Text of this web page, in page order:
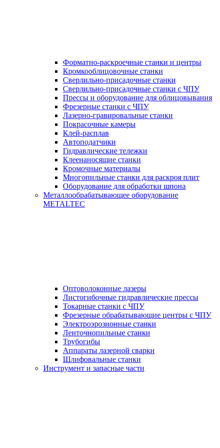
Форматно-раскроечные станки и центры
Кромкооблицовочные станки
Сверлильно-присадочные станки
Сверлильно-присадочные станки с ЧПУ
Прессы и оборудование для облицовывания
Фрезерные станки с ЧПУ
Лазерно-гравировальные станки
Покрасочные камеры
Клей-расплав
Автоподатчики
Гидравлические тележки
Клеенаносящие станки
Кромочные материалы
Многопильные станки для раскроя плит
Оборудование для обработки шпона
Металлообрабатывающее оборудование
METALTEC
Оптоволоконные лазеры
Листогибочные гидравлические прессы
Токарные станки с ЧПУ
Фрезерные обрабатывающие центры с ЧПУ
Электроэрозионные станки
Ленточнопильные станки
Трубогибы
Аппараты лазерной сварки
Шлифовальные станки
Инструмент и запасные части